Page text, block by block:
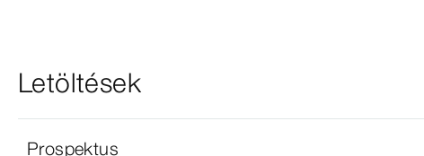
Letöltések
Prospektus